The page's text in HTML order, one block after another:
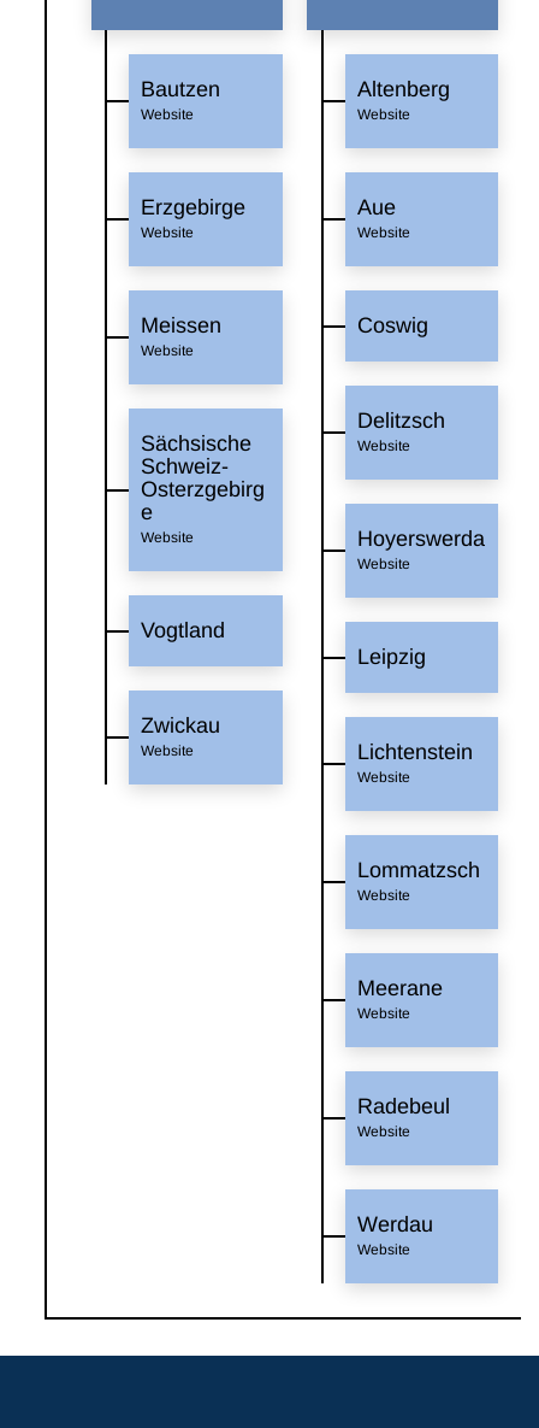
Bautzen
Website
Erzgebirge
Website
Meissen
Website
Sächsische
Schweiz-
Osterzgebirg
e
Website
Vogtland
Zwickau
Website
Altenberg
Website
Aue
Website
Coswig
Delitzsch
Website
Hoyerswerda
Website
Leipzig
Lichtenstein
Website
Lommatzsch
Website
Meerane
Website
Radebeul
Website
Werdau
Website